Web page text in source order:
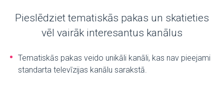
Pieslēdziet tematiskās pakas un skatieties
vēl vairāk interesantus kanālus
Tematiskās pakas veido unikāli kanāli, kas nav pieejami
standarta televīzijas kanālu sarakstā.